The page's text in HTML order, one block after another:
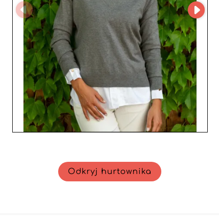
satysfakcję własnych klientów. Dzięki konkurencyjnemu
stosunkowi jakości do ceny i nienagannej obsłudze
Lidergong Lda. jest idealnym partnerem do rozwoju
Twojego biznesu.
Odkryj hurtownika